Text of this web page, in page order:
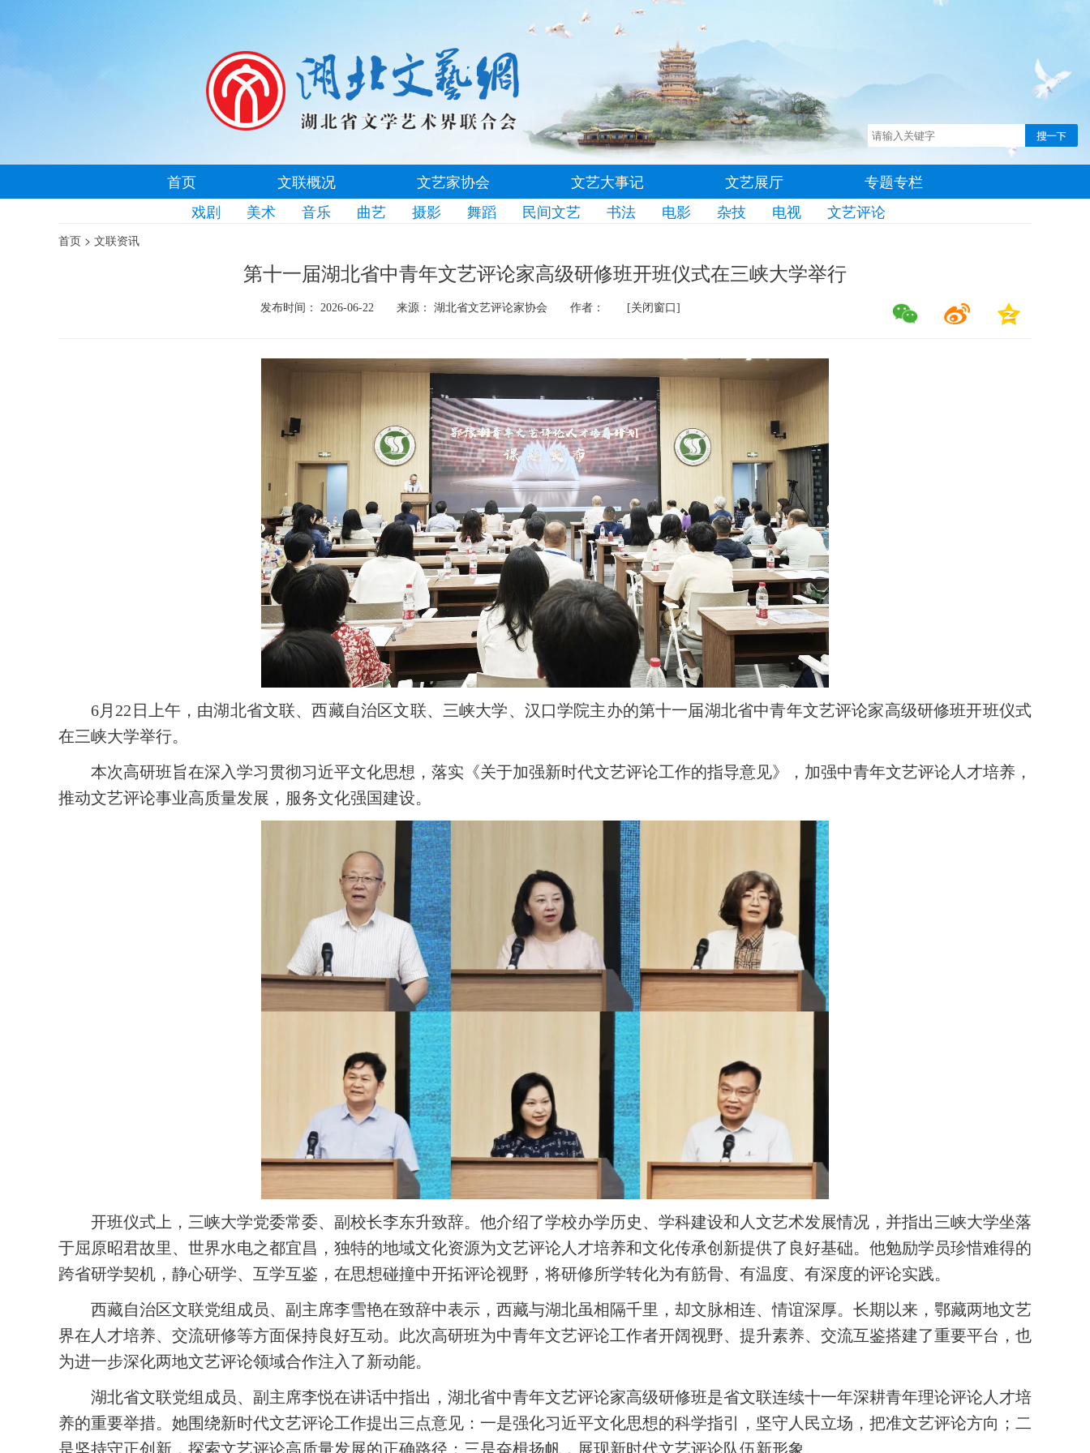
首页 文联概况 文艺家协会 文艺大事记 文艺展厅
专题专栏
戏剧
美术 音乐 曲艺 摄影 舞蹈 民间文艺 书法 电影 杂技 电视 文艺评论
首页 > 文联资讯
第十一届湖北省中青年文艺评论家高级研修班开班仪式在三峡大学举行
发布时间： 2026-06-22 来源： 湖北省文艺评论家协会 作者： [关闭窗口]
6月22日上午，由湖北省文联、西藏自治区文联、三峡大学、汉口学院主办的第十一届湖北省中青年文艺评论家高级研修班开班仪式
在三峡大学举行。
本次高研班旨在深入学习贯彻习近平文化思想，落实《关于加强新时代文艺评论工作的指导意见》，加强中青年文艺评论人才培养，
推动文艺评论事业高质量发展，服务文化强国建设。
开班仪式上，三峡大学党委常委、副校长李东升致辞。他介绍了学校办学历史、学科建设和人文艺术发展情况，并指出三峡大学坐落
于屈原昭君故里、世界水电之都宜昌，独特的地域文化资源为文艺评论人才培养和文化传承创新提供了良好基础。他勉励学员珍惜难得的
跨省研学契机，静心研学、互学互鉴，在思想碰撞中开拓评论视野，将研修所学转化为有筋骨、有温度、有深度的评论实践。
西藏自治区文联党组成员、副主席李雪艳在致辞中表示，西藏与湖北虽相隔千里，却文脉相连、情谊深厚。长期以来，鄂藏两地文艺
界在人才培养、交流研修等方面保持良好互动。此次高研班为中青年文艺评论工作者开阔视野、提升素养、交流互鉴搭建了重要平台，也
为进一步深化两地文艺评论领域合作注入了新动能。
湖北省文联党组成员、副主席李悦在讲话中指出，湖北省中青年文艺评论家高级研修班是省文联连续十一年深耕青年理论评论人才培
养的重要举措。她围绕新时代文艺评论工作提出三点意见：一是强化习近平文化思想的科学指引，坚守人民立场，把准文艺评论方向；二
是坚持守正创新，探索文艺评论高质量发展的正确路径；三是奋楫扬帆，展现新时代文艺评论队伍新形象。